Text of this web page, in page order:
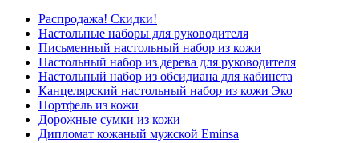
Распродажа! Скидки!
Настольные наборы для руководителя
Письменный настольный набор из кожи
Настольный набор из дерева для руководителя
Настольный набор из обсидиана для кабинета
Канцелярский настольный набор из кожи Эко
Портфель из кожи
Дорожные сумки из кожи
Дипломат кожаный мужской Eminsa